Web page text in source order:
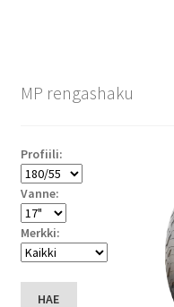
MP rengashaku
Profiili:
Vanne:
Merkki:
HAE